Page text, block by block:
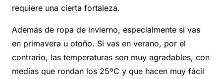
requiere una cierta fortaleza.
Además de ropa de invierno, especialmente si vas
en primavera u otoño. Si vas en verano, por el
contrario, las temperaturas son muy agradables, con
medias que rondan los 25ºC y que hacen muy fácil